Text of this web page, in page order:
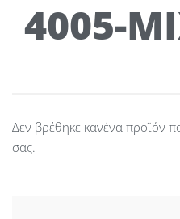
4005-
Δεν βρέθηκε κανένα προϊόν
σας.